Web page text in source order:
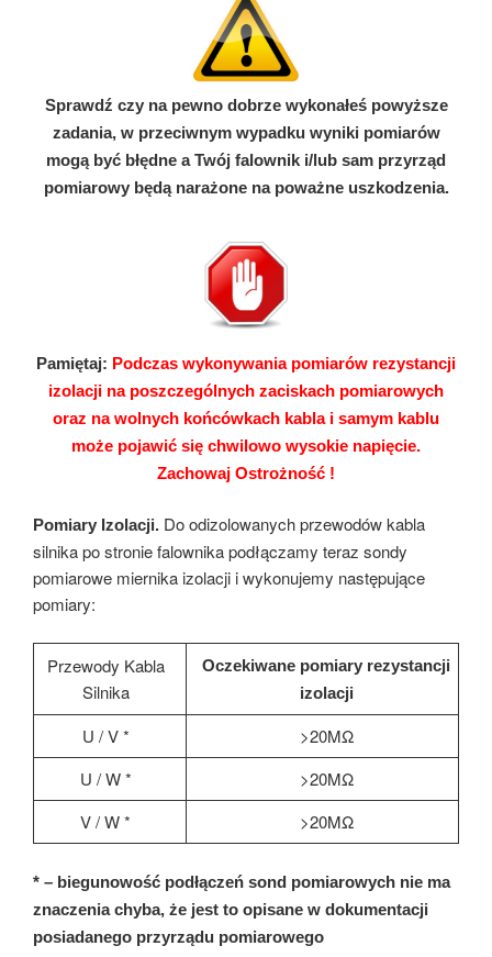
Sprawdź czy na pewno dobrze wykonałeś powyższe
zadania, w przeciwnym wypadku wyniki pomiarów
mogą być błędne a Twój falownik i/lub sam przyrząd
pomiarowy będą narażone na poważne uszkodzenia.
Pamiętaj: Podczas wykonywania pomiarów rezystancji
izolacji na poszczególnych zaciskach pomiarowych
oraz na wolnych końcówkach kabla i samym kablu
może pojawić się chwilowo wysokie napięcie.
Zachowaj Ostrożność !
Pomiary Izolacji. Do odizolowanych przewodów kabla
silnika po stronie falownika podłączamy teraz sondy
pomiarowe miernika izolacji i wykonujemy następujące
pomiary:
Przewody Kabla
Silnika
Oczekiwane pomiary rezystancji
izolacji
U / V *
>20MΩ
U / W *
>20MΩ
V / W *
>20MΩ
* – biegunowość podłączeń sond pomiarowych nie ma
znaczenia chyba, że jest to opisane w dokumentacji
posiadanego przyrządu pomiarowego